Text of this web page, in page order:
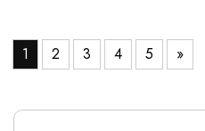
1 2 3 4 5 »